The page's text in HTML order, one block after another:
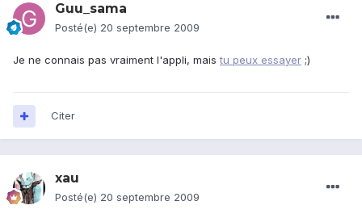
Guu_sama
Posté(e) 20 septembre 2009
Je ne connais pas vraiment l'appli, maistu peux essayer ;)
Citer
xau
Posté(e) 20 septembre 2009